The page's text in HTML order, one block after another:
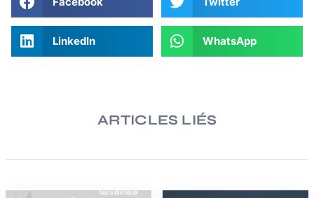
LinkedIn WhatsApp
ARTICLES LIÉS